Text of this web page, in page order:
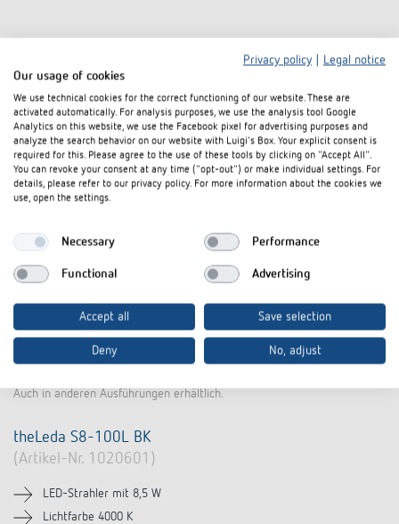
Auch in anderen Ausführungen erhältlich.
theLeda S8-100L BK
(Artikel-Nr. 1020601)
LED-Strahler mit 8,5 W
Lichtfarbe 4000 K
Privacy policy
Legal notice
Our usage of cookies
We use technical cookies for the correct functioning of our website. These are
activated automatically. For analysis purposes, we use the analysis tool Google
Analytics on this website, we use the Facebook pixel for advertising purposes and
analyze the search behavior on our website with Luigi's Box. Your explicit consent is
required for this. Please agree to the use of these tools by clicking on "Accept All".
You can revoke your consent at any time ("opt-out") or make individual settings. For
details, please refer to our privacy policy. For more information about the cookies we
use, open the settings.
Necessary Performance
Functional Advertising
Accept all Save selection
Deny No, adjust